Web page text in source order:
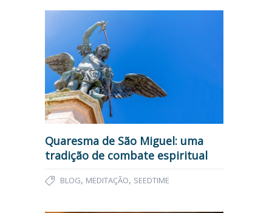
Quaresma de São Miguel: uma
tradição de combate espiritual
BLOG, MEDITAÇÃO, SEEDTIME